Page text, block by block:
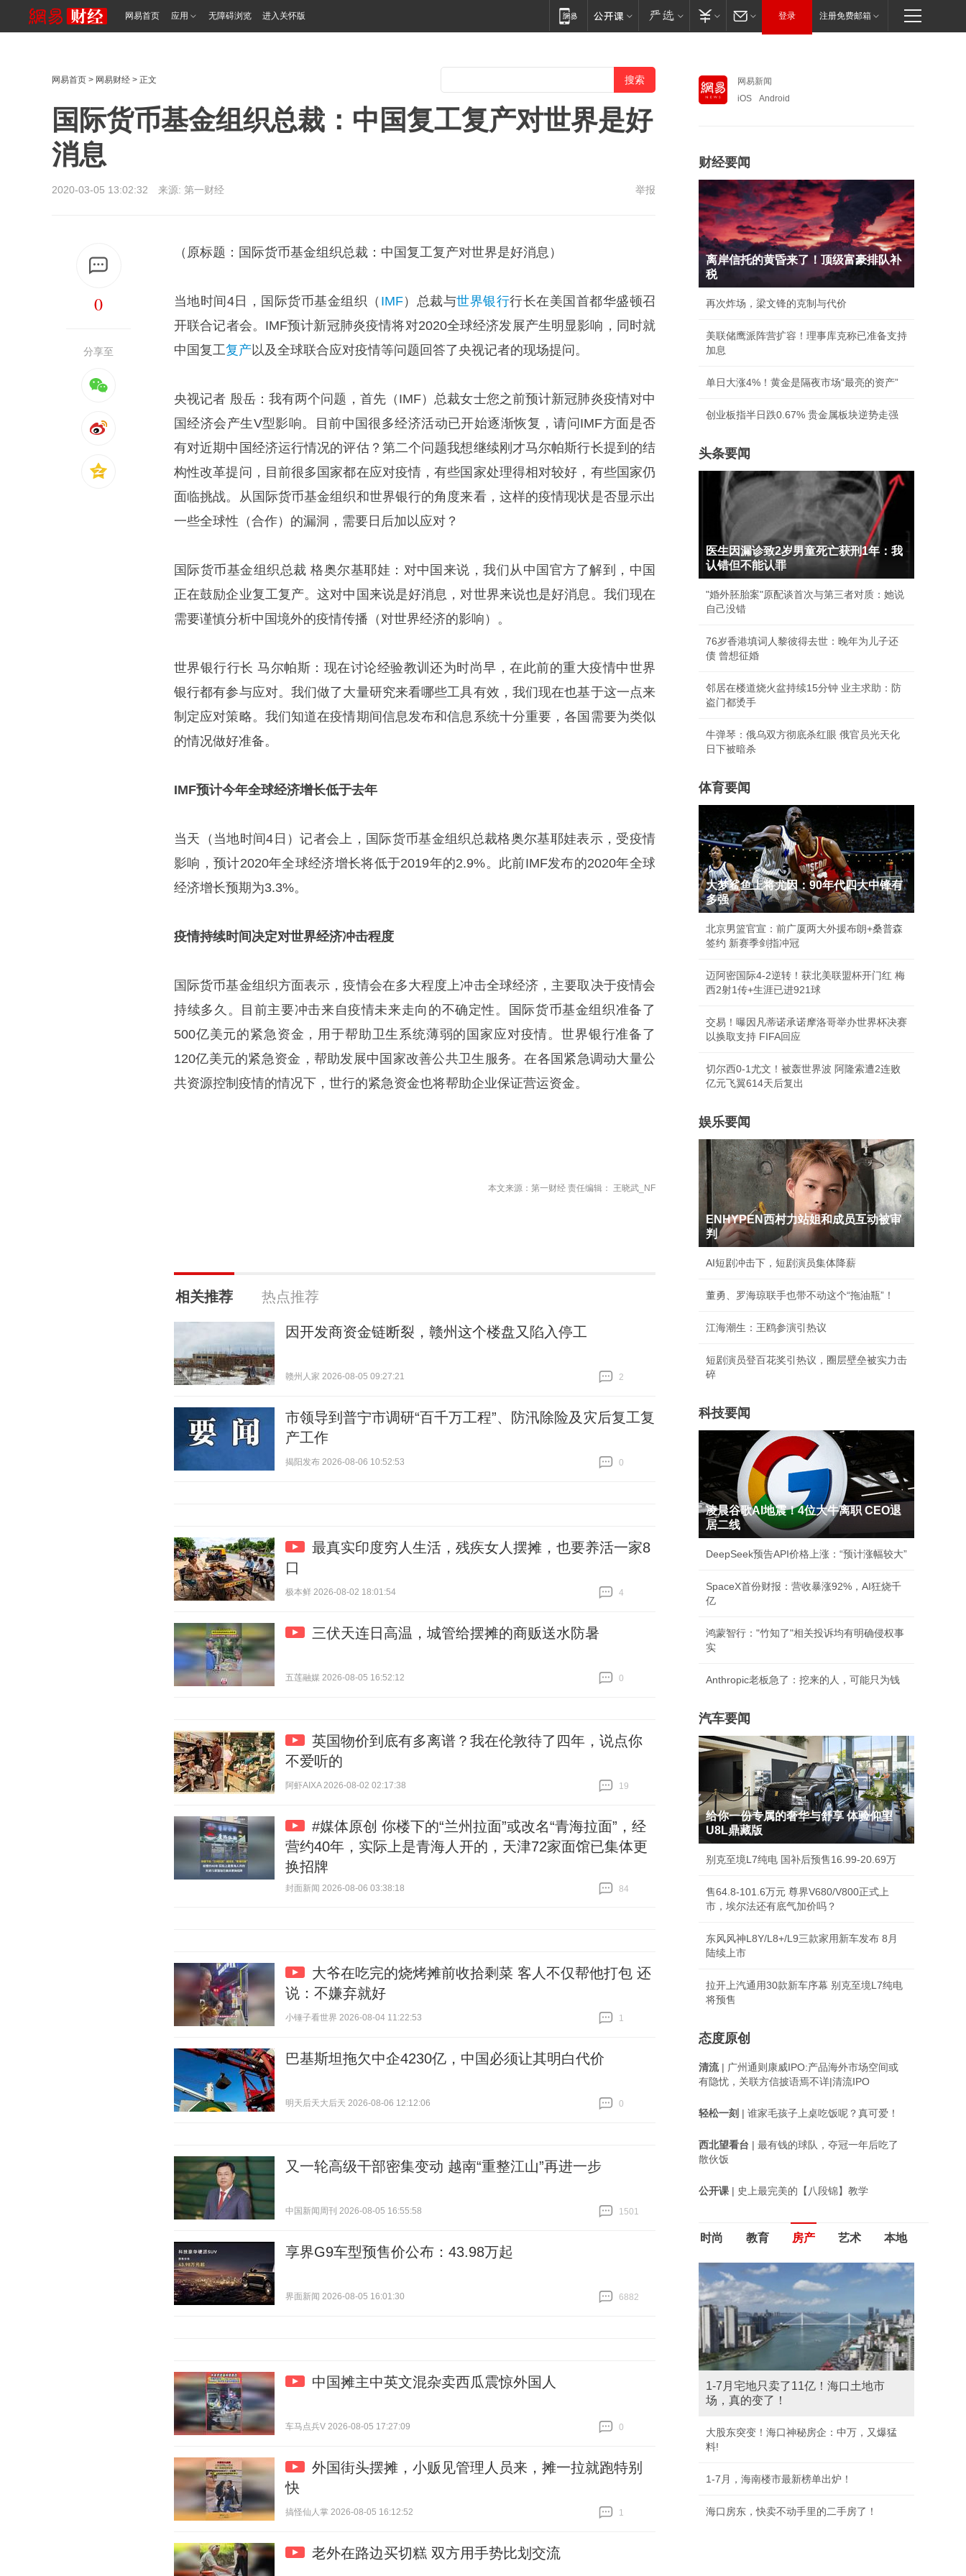
网易首页 应用 无障碍浏览 进入关怀版 登录 注册免费邮箱
网易首页 > 网易财经 > 正文
国际货币基金组织总裁：中国复工复产对世界是好
消息
2020-03-05 13:02:32 来源: 第一财经 举报
0
分享至
（原标题：国际货币基金组织总裁：中国复工复产对世界是好消息）
当地时间4日，国际货币基金组织（ IMF）总裁与世界银行行长在美国首都华盛顿召
开联合记者会。IMF预计新冠肺炎疫情将对2020全球经济发展产生明显影响，同时就
中国复工复产以及全球联合应对疫情等问题回答了央视记者的现场提问。
央视记者 殷岳：我有两个问题，首先（IMF）总裁女士您之前预计新冠肺炎疫情对中
国经济会产生V型影响。目前中国很多经济活动已开始逐渐恢复，请问IMF方面是否
有对近期中国经济运行情况的评估？第二个问题我想继续刚才马尔帕斯行长提到的结
构性改革提问，目前很多国家都在应对疫情，有些国家处理得相对较好，有些国家仍
面临挑战。从国际货币基金组织和世界银行的角度来看，这样的疫情现状是否显示出
一些全球性（合作）的漏洞，需要日后加以应对？
国际货币基金组织总裁 格奥尔基耶娃：对中国来说，我们从中国官方了解到，中国
正在鼓励企业复工复产。这对中国来说是好消息，对世界来说也是好消息。我们现在
需要谨慎分析中国境外的疫情传播（对世界经济的影响）。
世界银行行长 马尔帕斯：现在讨论经验教训还为时尚早，在此前的重大疫情中世界
银行都有参与应对。我们做了大量研究来看哪些工具有效，我们现在也基于这一点来
制定应对策略。我们知道在疫情期间信息发布和信息系统十分重要，各国需要为类似
的情况做好准备。
IMF预计今年全球经济增长低于去年
当天（当地时间4日）记者会上，国际货币基金组织总裁格奥尔基耶娃表示，受疫情
影响，预计2020年全球经济增长将低于2019年的2.9%。此前IMF发布的2020年全球
经济增长预期为3.3%。
疫情持续时间决定对世界经济冲击程度
国际货币基金组织方面表示，疫情会在多大程度上冲击全球经济，主要取决于疫情会
持续多久。目前主要冲击来自疫情未来走向的不确定性。国际货币基金组织准备了
500亿美元的紧急资金，用于帮助卫生系统薄弱的国家应对疫情。世界银行准备了
120亿美元的紧急资金，帮助发展中国家改善公共卫生服务。在各国紧急调动大量公
共资源控制疫情的情况下，世行的紧急资金也将帮助企业保证营运资金。
本文来源：第一财经 责任编辑： 王晓武_NF
相关推荐 热点推荐
因开发商资金链断裂，赣州这个楼盘又陷入停工
赣州人家 2026-08-05 09:27:21
2
市领导到普宁市调研“百千万工程”、防汛除险及灾后复工复
产工作
揭阳发布 2026-08-06 10:52:53
0
最真实印度穷人生活，残疾女人摆摊，也要养活一家8
口
极本鲜 2026-08-02 18:01:54
4
三伏天连日高温，城管给摆摊的商贩送水防暑
五莲融媒 2026-08-05 16:52:12
0
英国物价到底有多离谱？我在伦敦待了四年，说点你
不爱听的
阿虾AIXA 2026-08-02 02:17:38
19
#媒体原创 你楼下的“兰州拉面”或改名“青海拉面”，经
营约40年，实际上是青海人开的，天津72家面馆已集体更
换招牌
封面新闻 2026-08-06 03:38:18
84
大爷在吃完的烧烤摊前收拾剩菜 客人不仅帮他打包 还
说：不嫌弃就好
小锤子看世界 2026-08-04 11:22:53
1
巴基斯坦拖欠中企4230亿，中国必须让其明白代价
明天后天大后天 2026-08-06 12:12:06
0
又一轮高级干部密集变动 越南“重整江山”再进一步
中国新闻周刊 2026-08-05 16:55:58
1501
享界G9车型预售价公布：43.98万起
界面新闻 2026-08-05 16:01:30
6882
中国摊主中英文混杂卖西瓜震惊外国人
车马点兵V 2026-08-05 17:27:09
0
外国街头摆摊，小贩见管理人员来，摊一拉就跑特别
快
搞怪仙人掌 2026-08-05 16:12:52
1
老外在路边买切糕 双方用手势比划交流
网易新闻
iOS
Android
财经要闻
离岸信托的黄昏来了！顶级富豪排队补
税
再次炸场，梁文锋的克制与代价
美联储鹰派阵营扩容！理事库克称已准备支持
加息
单日大涨4%！黄金是隔夜市场“最亮的资产”
创业板指半日跌0.67% 贵金属板块逆势走强
头条要闻
医生因漏诊致2岁男童死亡获刑1年：我
认错但不能认罪
"婚外胚胎案"原配谈首次与第三者对质：她说
自己没错
76岁香港填词人黎彼得去世：晚年为儿子还
债 曾想征婚
邻居在楼道烧火盆持续15分钟 业主求助：防
盗门都烫手
牛弹琴：俄乌双方彻底杀红眼 俄官员光天化
日下被暗杀
体育要闻
大梦鲨鱼上将尤因：90年代四大中锋有
多强
北京男篮官宣：前广厦两大外援布朗+桑普森
签约 新赛季剑指冲冠
迈阿密国际4-2逆转！获北美联盟杯开门红 梅
西2射1传+生涯已进921球
交易！曝因凡蒂诺承诺摩洛哥举办世界杯决赛
以换取支持 FIFA回应
切尔西0-1尤文！被轰世界波 阿隆索遭2连败
亿元飞翼614天后复出
娱乐要闻
ENHYPEN西村力站姐和成员互动被审
判
AI短剧冲击下，短剧演员集体降薪
董勇、罗海琼联手也带不动这个“拖油瓶”！
江海潮生：王鸥参演引热议
短剧演员登百花奖引热议，圈层壁垒被实力击
碎
科技要闻
凌晨谷歌AI地震！4位大牛离职 CEO退
居二线
DeepSeek预告API价格上涨：“预计涨幅较大”
SpaceX首份财报：营收暴涨92%，AI狂烧千
亿
鸿蒙智行："竹知了"相关投诉均有明确侵权事
实
Anthropic老板急了：挖来的人，可能只为钱
汽车要闻
给你一份专属的奢华与舒享 体验仰望
U8L鼎藏版
别克至境L7纯电 国补后预售16.99-20.69万
售64.8-101.6万元 尊界V680/V800正式上
市，埃尔法还有底气加价吗？
东风风神L8Y/L8+/L9三款家用新车发布 8月
陆续上市
拉开上汽通用30款新车序幕 别克至境L7纯电
将预售
态度原创
清流| 广州通则康威IPO:产品海外市场空间或
有隐忧，关联方信披语焉不详|清流IPO
轻松一刻 | 谁家毛孩子上桌吃饭呢？真可爱！
西北望看台 | 最有钱的球队，夺冠一年后吃了
散伙饭
公开课 | 史上最完美的【八段锦】教学
时尚 教育 房产 艺术 本地
1-7月宅地只卖了11亿！海口土地市
场，真的变了！
大股东突变！海口神秘房企：中万，又爆猛
料!
1-7月，海南楼市最新榜单出炉！
海口房东，快卖不动手里的二手房了！